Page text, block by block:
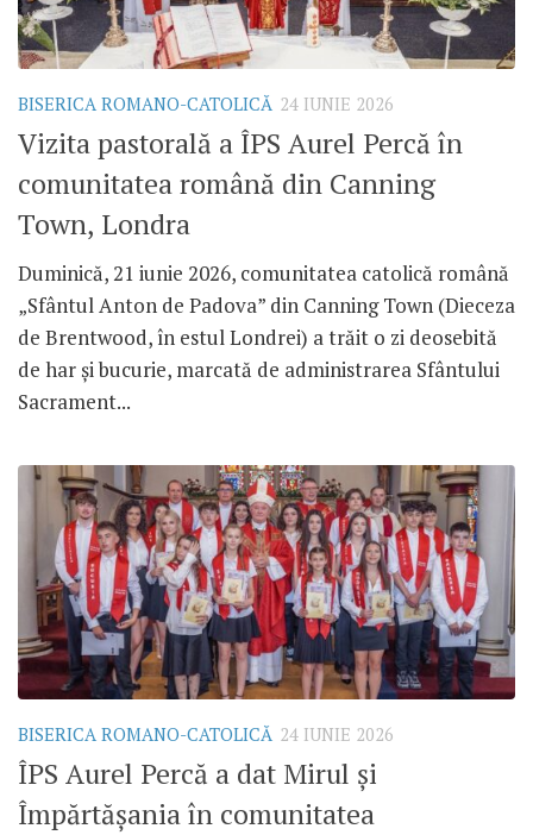
BISERICA ROMANO-CATOLICĂ 24 IUNIE 2026
Vizita pastorală a ÎPS Aurel Percă în
comunitatea română din Canning
Town, Londra
Duminică, 21 iunie 2026, comunitatea catolică română
„Sfântul Anton de Padova” din Canning Town (Dieceza
de Brentwood, în estul Londrei) a trăit o zi deosebită
de har și bucurie, marcată de administrarea Sfântului
Sacrament...
BISERICA ROMANO-CATOLICĂ 24 IUNIE 2026
ÎPS Aurel Percă a dat Mirul și
Împărtășania în comunitatea